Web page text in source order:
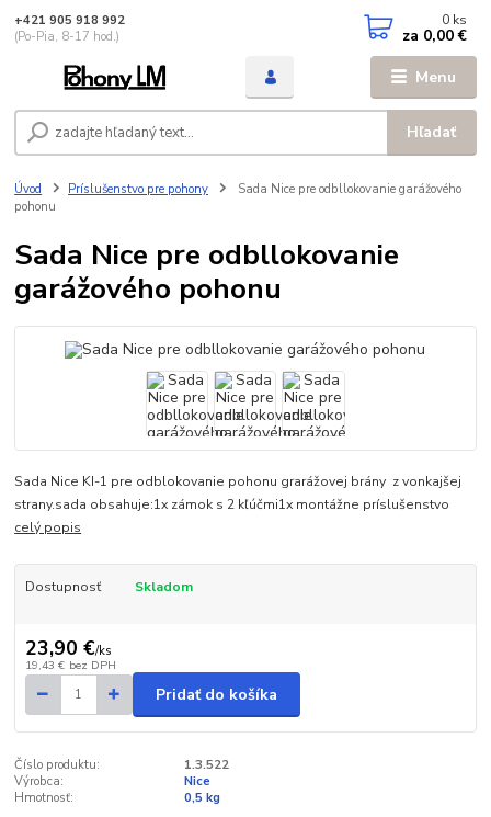
Menu
Hľadať
+421 905 918 992
(Po-Pia, 8-17 hod.)
0 ks
za 0,00 €
Úvod Príslušenstvo pre pohony
Sada Nice pre odbllokovanie garážového
pohonu
Sada Nice pre odbllokovanie
garážového pohonu
Sada Nice KI-1 pre odblokovanie pohonu grarážovej brány z vonkajšej
strany.sada obsahuje:1x zámok s 2 kľúčmi1x montážne príslušenstvo
celý popis
Dostupnosť Skladom
23,90 €/ks
19,43 € bez DPH
Pridať do košíka
Číslo produktu:
1.3.522
Výrobca:
Nice
Hmotnosť:
0,5 kg